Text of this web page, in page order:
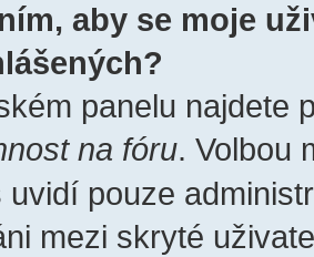
aby se moje
panelu najdete
na fóru. Volbou
uvidí pouze
mezi skryté